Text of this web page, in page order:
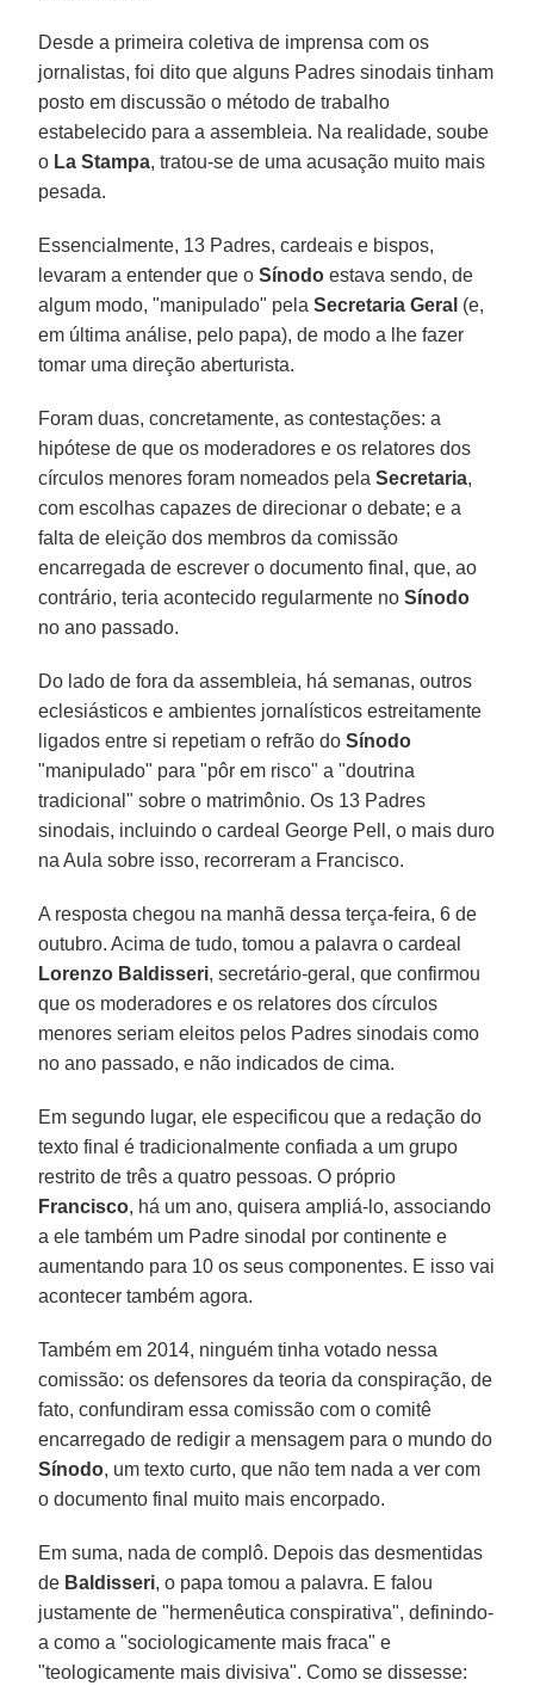
Desde a primeira coletiva de imprensa com os
jornalistas, foi dito que alguns Padres sinodais tinham
posto em discussão o método de trabalho
estabelecido para a assembleia. Na realidade, soube
o La Stampa, tratou-se de uma acusação muito mais
pesada.
Essencialmente, 13 Padres, cardeais e bispos,
levaram a entender que oSínodo estava sendo, de
algum modo, "manipulado" pelaSecretaria Geral (e,
em última análise, pelo papa), de modo a lhe fazer
tomar uma direção aberturista.
Foram duas, concretamente, as contestações: a
hipótese de que os moderadores e os relatores dos
círculos menores foram nomeados pelaSecretaria,
com escolhas capazes de direcionar o debate; e a
falta de eleição dos membros da comissão
encarregada de escrever o documento final, que, ao
contrário, teria acontecido regularmente noSínodo
no ano passado.
Do lado de fora da assembleia, há semanas, outros
eclesiásticos e ambientes jornalísticos estreitamente
ligados entre si repetiam o refrão doSínodo
"manipulado" para "pôr em risco" a "doutrina
tradicional" sobre o matrimônio. Os 13 Padres
sinodais, incluindo o cardeal George Pell, o mais duro
na Aula sobre isso, recorreram a Francisco.
A resposta chegou na manhã dessa terça-feira, 6 de
outubro. Acima de tudo, tomou a palavra o cardeal
Lorenzo Baldisseri, secretário-geral, que confirmou
que os moderadores e os relatores dos círculos
menores seriam eleitos pelos Padres sinodais como
no ano passado, e não indicados de cima.
Em segundo lugar, ele especificou que a redação do
texto final é tradicionalmente confiada a um grupo
restrito de três a quatro pessoas. O próprio
Francisco, há um ano, quisera ampliá-lo, associando
a ele também um Padre sinodal por continente e
aumentando para 10 os seus componentes. E isso vai
acontecer também agora.
Também em 2014, ninguém tinha votado nessa
comissão: os defensores da teoria da conspiração, de
fato, confundiram essa comissão com o comitê
encarregado de redigir a mensagem para o mundo do
Sínodo, um texto curto, que não tem nada a ver com
o documento final muito mais encorpado.
Em suma, nada de complô. Depois das desmentidas
de Baldisseri, o papa tomou a palavra. E falou
justamente de "hermenêutica conspirativa", definindo-
a como a "sociologicamente mais fraca" e
"teologicamente mais divisiva". Como se dissesse: